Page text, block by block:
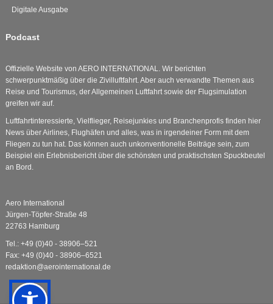
Digitale Ausgabe
Podcast
Offizielle Website von AERO INTERNATIONAL. Wir berichten
schwerpunktmäßig über die Zivilluftfahrt. Aber auch verwandte Themen aus
Reise und Tourismus, der Allgemeinen Luftfahrt sowie der Flugsimulation
greifen wir auf.
Luftfahrtinteressierte, Vielflieger, Reisejunkies und Branchenprofis finden hier
News über Airlines, Flughäfen und alles, was in irgendeiner Form mit dem
Fliegen zu tun hat. Das können auch unkonventionelle Beiträge sein, zum
Beispiel ein Erlebnisbericht über die schönsten und praktischsten Spuckbeutel
an Bord.
Aero International
Jürgen-Töpfer-Straße 48
22763 Hamburg
Tel.: +49 (0)40 - 38906–521
Fax: +49 (0)40 - 38906–6521
redaktion@aerointernational.de